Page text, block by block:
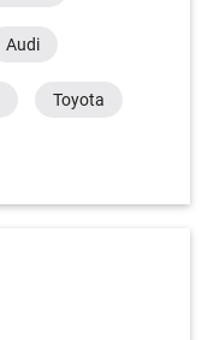
Audi
Toyota